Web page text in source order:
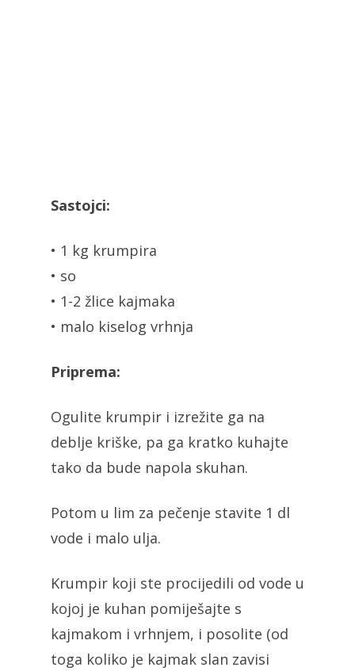
Sastojci:
• 1 kg krumpira
• so
• 1-2 žlice kajmaka
• malo kiselog vrhnja
Priprema:
Ogulite krumpir i izrežite ga na
deblje kriške, pa ga kratko kuhajte
tako da bude napola skuhan.
Potom u lim za pečenje stavite 1 dl
vode i malo ulja.
Krumpir koji ste procijedili od vode u
kojoj je kuhan pomiješajte s
kajmakom i vrhnjem, i posolite (od
toga koliko je kajmak slan zavisi